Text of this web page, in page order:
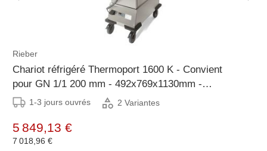
Rieber
Chariot réfrigéré Thermoport 1600 K - Convient
pour GN 1/1 200 mm - 492x769x1130mm -
Disponible avec CHEQUE
1-3 jours ouvrés 2 Variantes
5 849,13 €
7 018,96 €